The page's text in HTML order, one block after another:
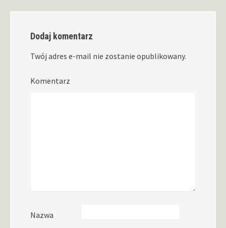
Dodaj komentarz
Twój adres e-mail nie zostanie opublikowany.
Komentarz
Nazwa